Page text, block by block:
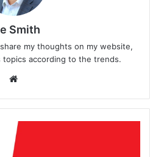
Smith
my thoughts on my website,
according to the trends.